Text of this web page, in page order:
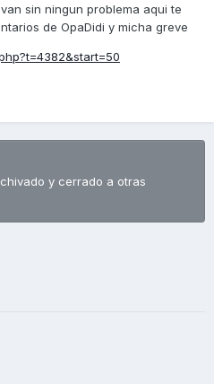
sin ningun problema aqui te
de OpaDidi y micha greve
y cerrado a otras